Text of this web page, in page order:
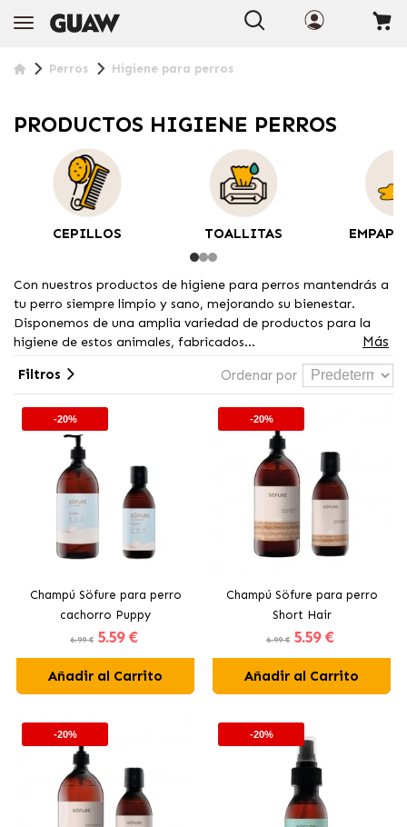
Perros Higiene para perros
PRODUCTOS HIGIENE PERROS
CEPILLOS TOALLITAS
Con nuestros productos de higiene para perros mantendrás a
tu perro siempre limpio y sano, mejorando su bienestar.
Disponemos de una amplia variedad de productos para la
higiene de estos animales, fabricados...
Más
Ordenar por
Filtros
-20%
Champú Söfure para perro
cachorro Puppy
6.99 € 5.59 €
Añadir al Carrito
-20%
Champú Söfure para perro
Short Hair
6.99 € 5.59 €
Añadir al Carrito
-20% -20%